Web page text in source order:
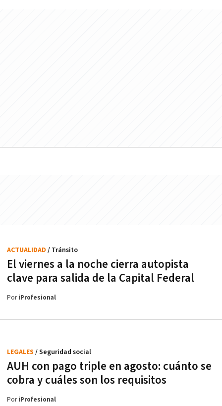
El viernes a la noche cierra autopista
clave para salida de la Capital Federal
ACTUALIDAD / Tránsito
PoriProfesional
AUH con pago triple en agosto: cuánto se
cobra y cuáles son los requisitos
LEGALES / Seguridad social
PoriProfesional